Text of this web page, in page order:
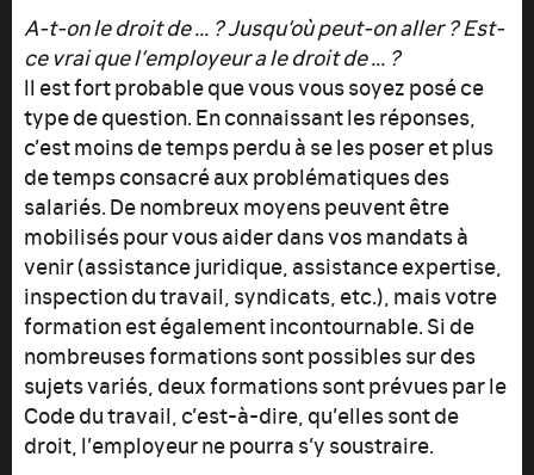
A-t-on le droit de ... ? Jusqu’où peut-on aller ? Est-
ce vrai que l’employeur a le droit de ... ?
Il est fort probable que vous vous soyez posé ce
type de question. En connaissant les réponses,
c’est moins de temps perdu à se les poser et plus
de temps consacré aux problématiques des
salariés. De nombreux moyens peuvent être
mobilisés pour vous aider dans vos mandats à
venir (assistance juridique, assistance expertise,
inspection du travail, syndicats, etc.), mais votre
formation est également incontournable. Si de
nombreuses formations sont possibles sur des
sujets variés, deux formations sont prévues par le
Code du travail, c’est-à-dire, qu’elles sont de
droit, l’employeur ne pourra s’y soustraire.